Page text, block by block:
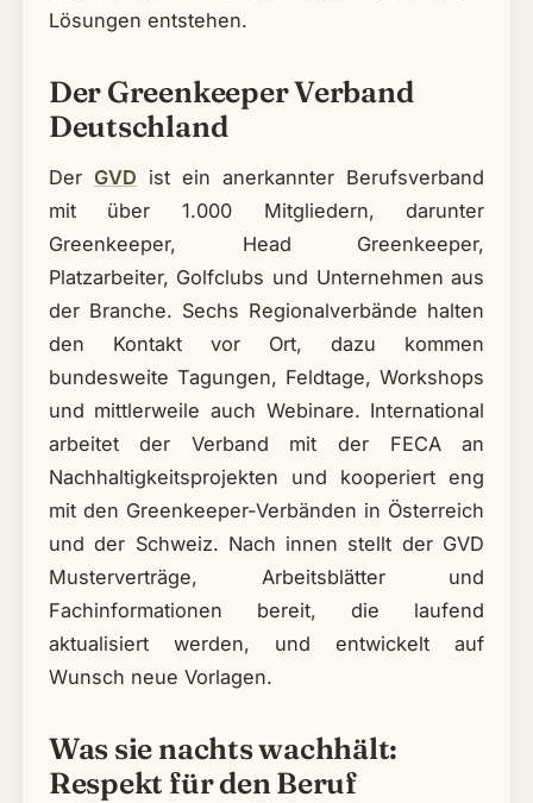
Lösungen entstehen.
Der Greenkeeper Verband
Deutschland
Der GVD ist ein anerkannter Berufsverband
mit über 1.000 Mitgliedern, darunter
Greenkeeper, Head Greenkeeper,
Platzarbeiter, Golfclubs und Unternehmen aus
der Branche. Sechs Regionalverbände halten
den Kontakt vor Ort, dazu kommen
bundesweite Tagungen, Feldtage, Workshops
und mittlerweile auch Webinare. International
arbeitet der Verband mit der FECA an
Nachhaltigkeitsprojekten und kooperiert eng
mit den Greenkeeper-Verbänden in Österreich
und der Schweiz. Nach innen stellt der GVD
Musterverträge, Arbeitsblätter und
Fachinformationen bereit, die laufend
aktualisiert werden, und entwickelt auf
Wunsch neue Vorlagen.
Was sie nachts wachhält:
Respekt für den Beruf